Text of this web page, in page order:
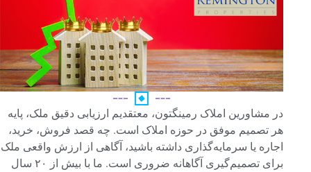
در مشاورین املاک رمینگتون، معتقدیم ارزیابی دقیق ملک، پایه
هر تصمیم موفق در حوزه املاک است. چه قصد فروش، خرید،
اجاره یا سرمایه‌گذاری داشته باشید، آگاهی از ارزش واقعی ملک
برای تصمیم‌گیری آگاهانه ضروری است. ما با بیش از ۲۰ سال